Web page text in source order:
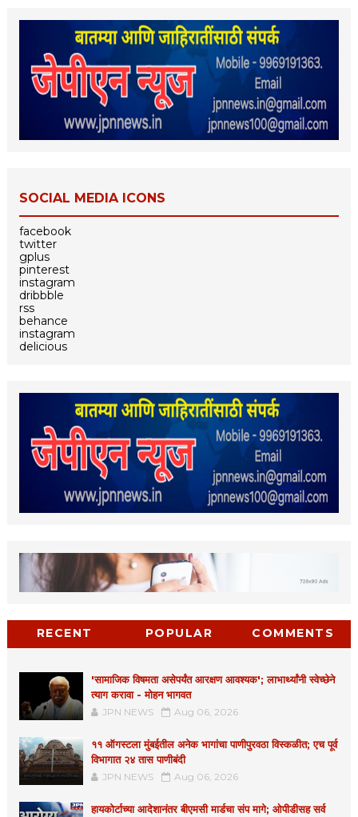
SOCIAL MEDIA ICONS
facebook
twitter
gplus
pinterest
instagram
dribbble
rss
behance
instagram
delicious
RECENT POPULAR COMMENTS
'सामाजिक विषमता असेपर्यंत आरक्षण आवश्यक'; लाभार्थ्यांनी स्वेच्छेने
त्याग करावा - मोहन भागवत
JPN NEWS Aug 06, 2026
११ ऑगस्टला मुंबईतील अनेक भागांचा पाणीपुरवठा विस्कळीत; एच पूर्व
विभागात २४ तास पाणीबंदी
JPN NEWS Aug 06, 2026
हायकोर्टाच्या आदेशानंतर बीएमसी मार्डचा संप मागे; ओपीडीसह सर्व